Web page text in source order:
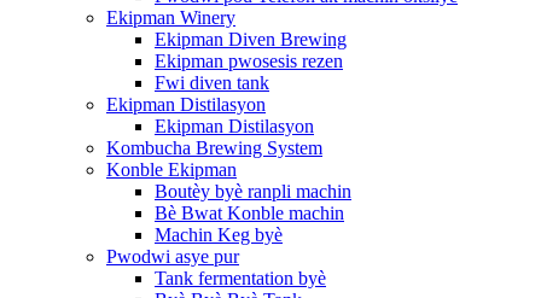
Ekipman Winery
Ekipman Diven Brewing
Ekipman pwosesis rezen
Fwi diven tank
Ekipman Distilasyon
Ekipman Distilasyon
Kombucha Brewing System
Konble Ekipman
Boutèy byè ranpli machin
Bè Bwat Konble machin
Machin Keg byè
Pwodwi asye pur
Tank fermentation byè